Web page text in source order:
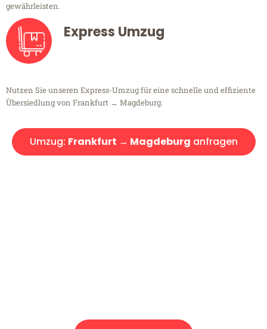
gewährleisten.
Express Umzug
Nutzen Sie unseren Express-Umzug für eine schnelle und effiziente
Übersiedlung von Frankfurt → Magdeburg.
Umzug: Frankfurt → Magdeburg anfragen